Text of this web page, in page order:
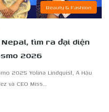
Beauty & Fashion
tìm ra đại diện
2026
2025 Yolina Lindquist, Á Hậu
và CEO Miss…